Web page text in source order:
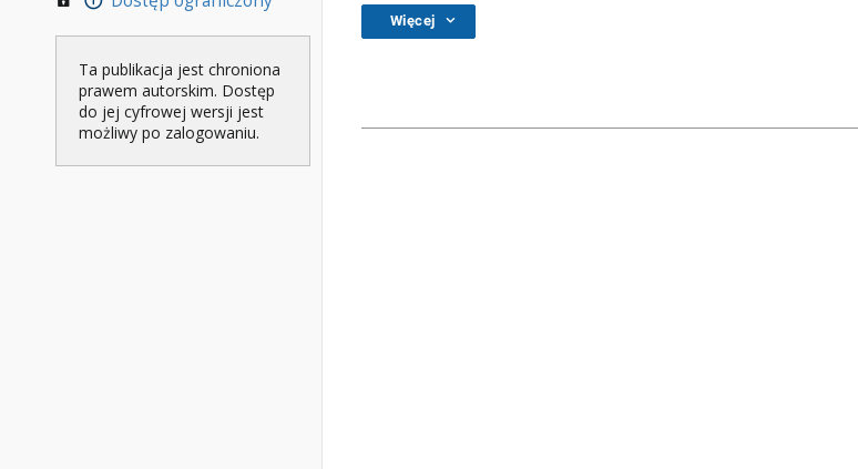
Ta publikacja jest chroniona
prawem autorskim. Dostęp
do jej cyfrowej wersji jest
możliwy po zalogowaniu.
Więcej